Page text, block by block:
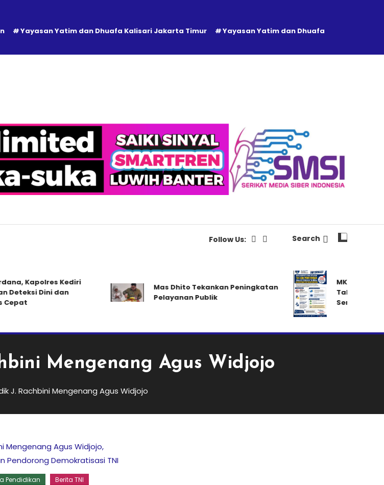
Yayasan Yatim dan Dhuafa Kalisari Jakarta Timur
Yayasan Yatim dan Dhuafa
Follow Us: Search
Kapolres Kediri
Deteksi Dini dan
Mas Dhito Tekankan Peningkatan
Pelayanan Publik
MKKS
Tak Ada
Sertifikasi
Mengenang Agus Widjojo
J. Rachbini Mengenang Agus Widjojo
Pendidikan Berita TNI